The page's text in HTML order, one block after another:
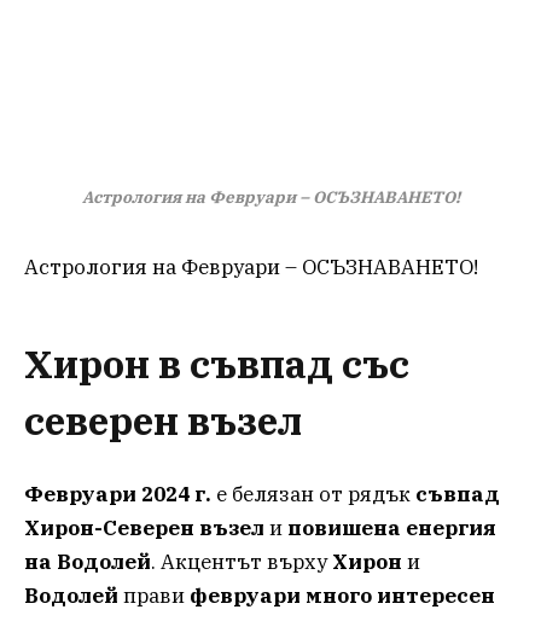
Астрология на Февруари – ОСЪЗНАВАНЕТО!
Астрология на Февруари – ОСЪЗНАВАНЕТО!
Хирон в съвпад със
северен възел
Февруари 2024 г. е белязан от рядък съвпад
Хирон-Северен възел и повишена енергия
на Водолей. Акцентът върхуХирон и
Водолей прави февруари много интересен